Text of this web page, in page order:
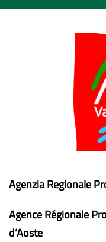
Agenzia Regionale
Agence Régionale
d’Aoste